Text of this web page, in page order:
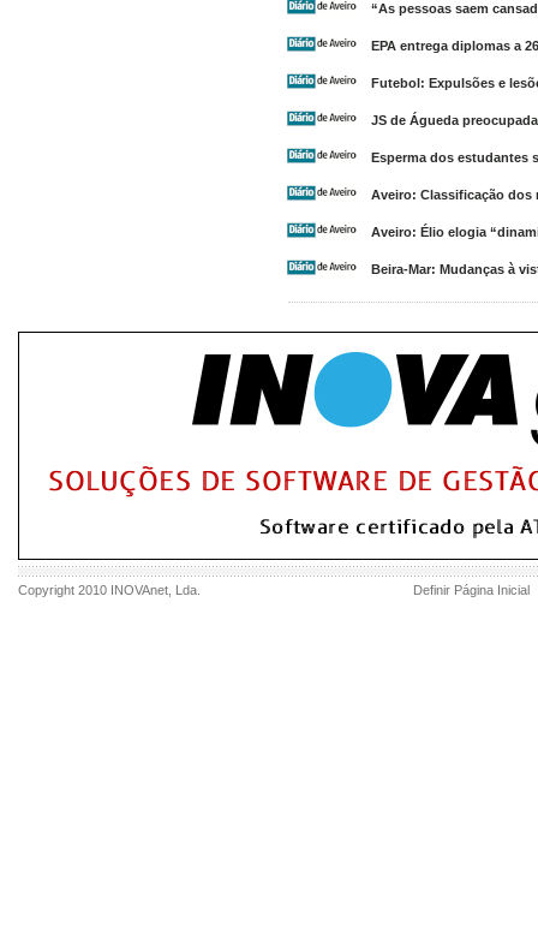
“As pessoas saem
EPA entrega diplomas a
Futebol: Expulsões e
JS de Águeda
Esperma dos estudantes
Aveiro: Classificação dos
Aveiro: Élio elogia
Beira-Mar: Mudanças à
Copyright 2010 INOVAnet , Lda. Definir Página Inicial